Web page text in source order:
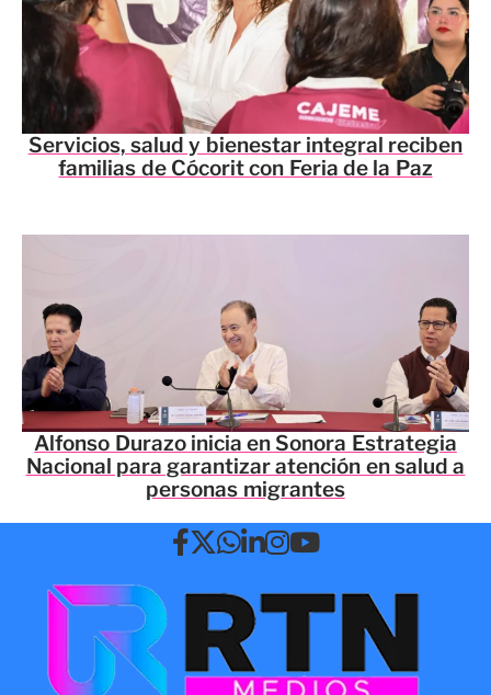
Servicios, salud y bienestar integral reciben
familias de Cócorit con Feria de la Paz
Alfonso Durazo inicia en Sonora Estrategia
Nacional para garantizar atención en salud a
personas migrantes